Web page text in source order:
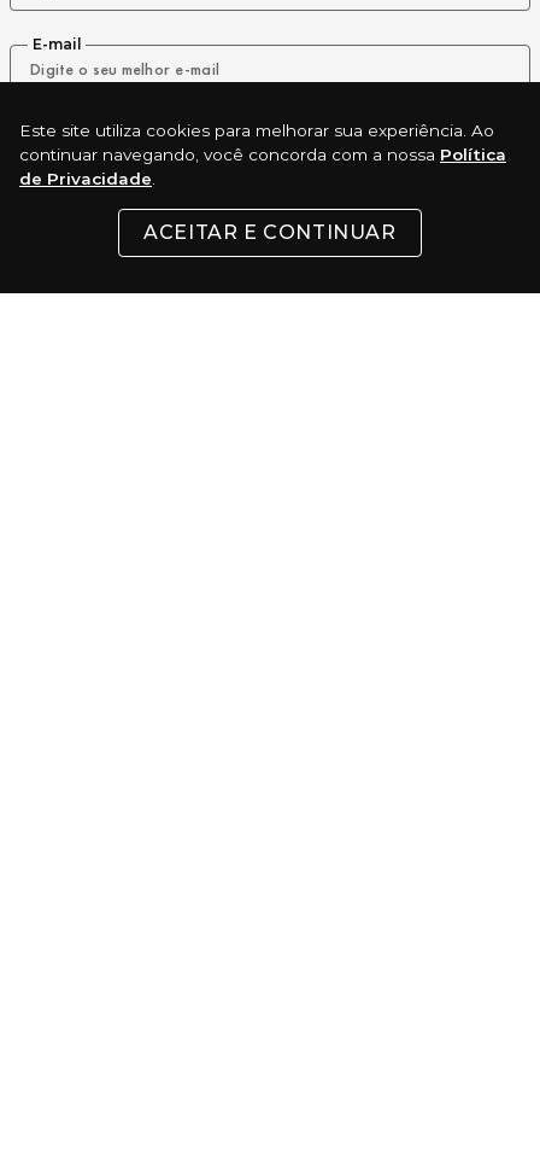
Este site utiliza cookies para melhorar sua experiência. Ao
continuar navegando, você concorda com a nossa Política
de Privacidade
ACEITAR E CONTINUAR
E-mail
ENVIAR
REDES SOCIAIS